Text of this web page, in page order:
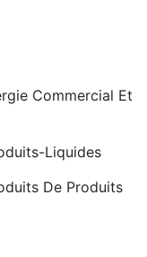
Commercial Et
Liquides
De Produits